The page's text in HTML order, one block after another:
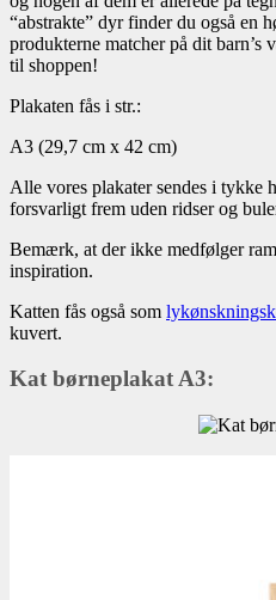
“abstrakte” dyr finder du også en
produkterne matcher på dit barn’s
til shoppen!
Plakaten fås i str.:
A3 (29,7 cm x 42 cm)
Alle vores plakater sendes i tykke
forsvarligt frem uden ridser og
Bemærk, at der ikke medfølger
inspiration.
Katten fås også som
kuvert.
Kat børneplakat A3: